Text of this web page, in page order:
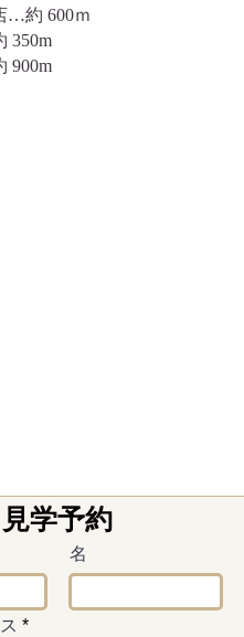
…約 600ｍ
350m
900m
見学予約
名